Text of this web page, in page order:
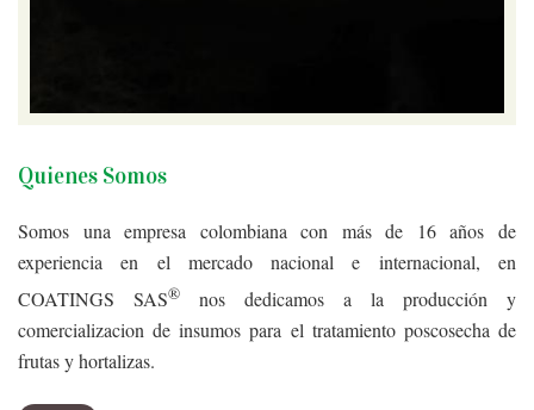
Quienes Somos
Somos una empresa colombiana con más de 16 años de
experiencia en el mercado nacional e internacional, en
COATINGS SAS® nos dedicamos a la producción y
comercializacion de insumos para el tratamiento poscosecha de
frutas y hortalizas.